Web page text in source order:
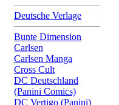
Deutsche Verlage
Bunte Dimension
Carlsen
Carlsen Manga
Cross Cult
DC Deutschland
(Panini Comics)
DC Vertigo (Panini)